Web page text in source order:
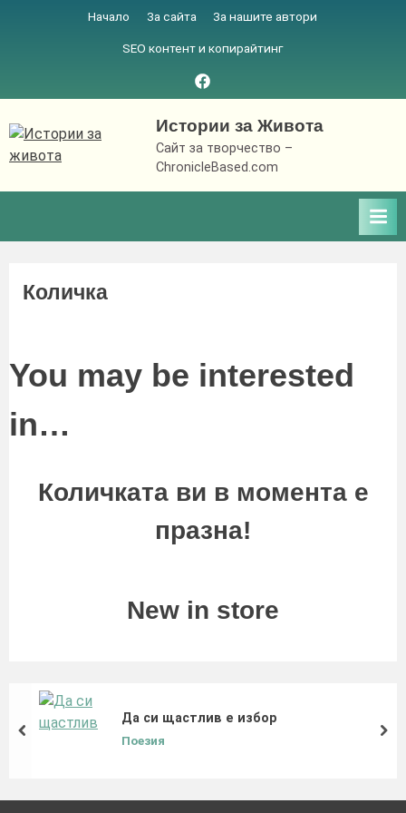
Начало За сайта За нашите автори
SEO контент и копирайтинг
Facebook
page
Истории за Живота
Сайт за творчество –
ChronicleBased.com
Количка
You may be interested
in…
Количката ви в момента е
празна!
New in store
Да си щастлив е избор
Поезия
prev